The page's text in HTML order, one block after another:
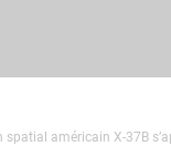
spatial américain X-37B